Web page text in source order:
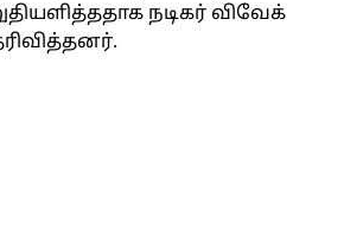
நடிகர் விவேக்